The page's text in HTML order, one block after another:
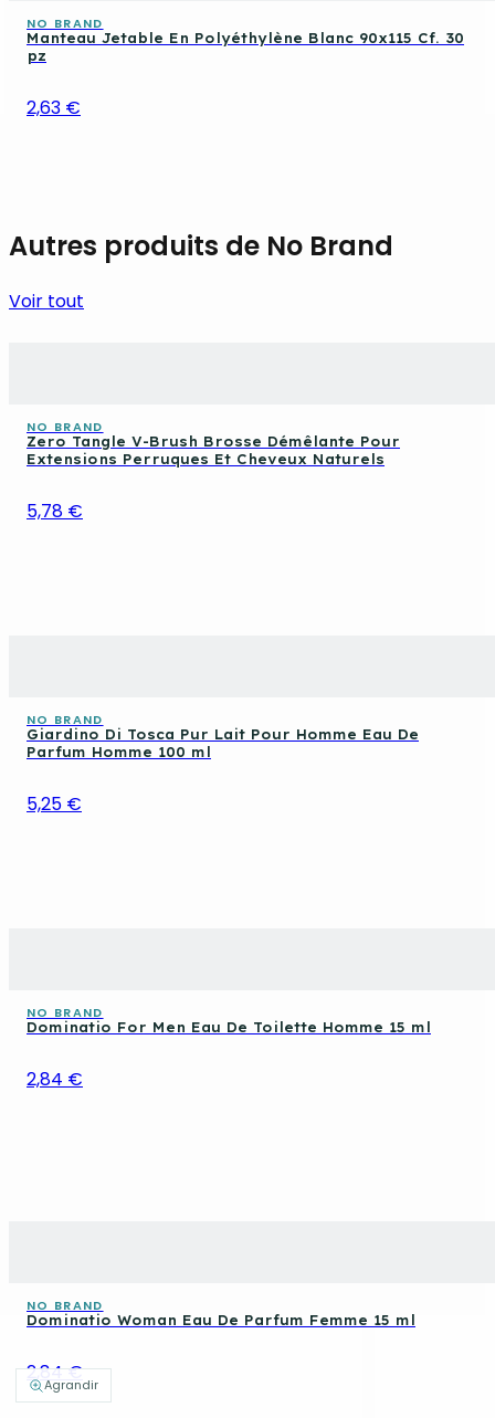
Agrandir
NO BRAND
Manteau Jetable En Polyéthylène Blanc 90x115 Cf. 30
pz
2,63 €
Autres produits de No Brand
Voir tout
NO BRAND
Zero Tangle V-Brush Brosse Démêlante Pour
Extensions Perruques Et Cheveux Naturels
5,78 €
NO BRAND
Giardino Di Tosca Pur Lait Pour Homme Eau De
Parfum Homme 100 ml
5,25 €
NO BRAND
Dominatio For Men Eau De Toilette Homme 15 ml
2,84 €
NO BRAND
Dominatio Woman Eau De Parfum Femme 15 ml
2,84 €